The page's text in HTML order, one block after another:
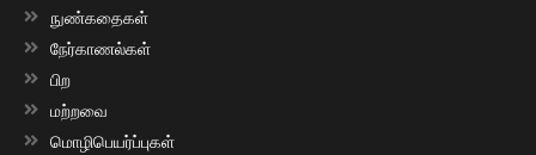
நுண்கதைகள்
நேர்காணல்கள்
பிற
மற்றவை
மொழிபெயர்ப்புகள்